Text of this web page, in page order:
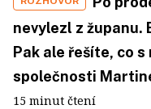
nevylezl z županu.
Pak ale řešíte, co
společnosti
15 minut čtení